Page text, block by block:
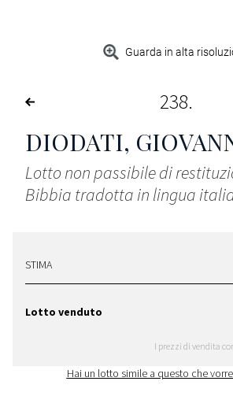
Guarda in alta
238
DIODATI,
Lotto non passibile di
Bibbia tradotta in lingua
STIMA
Lotto venduto
I prezzi di vendita
Hai un lotto simile a questo che